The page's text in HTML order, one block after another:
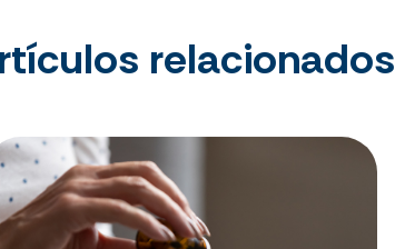
relacionados